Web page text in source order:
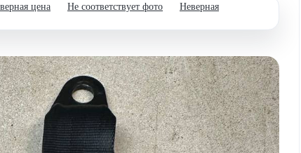
цена Не соответствует фото
Неверная